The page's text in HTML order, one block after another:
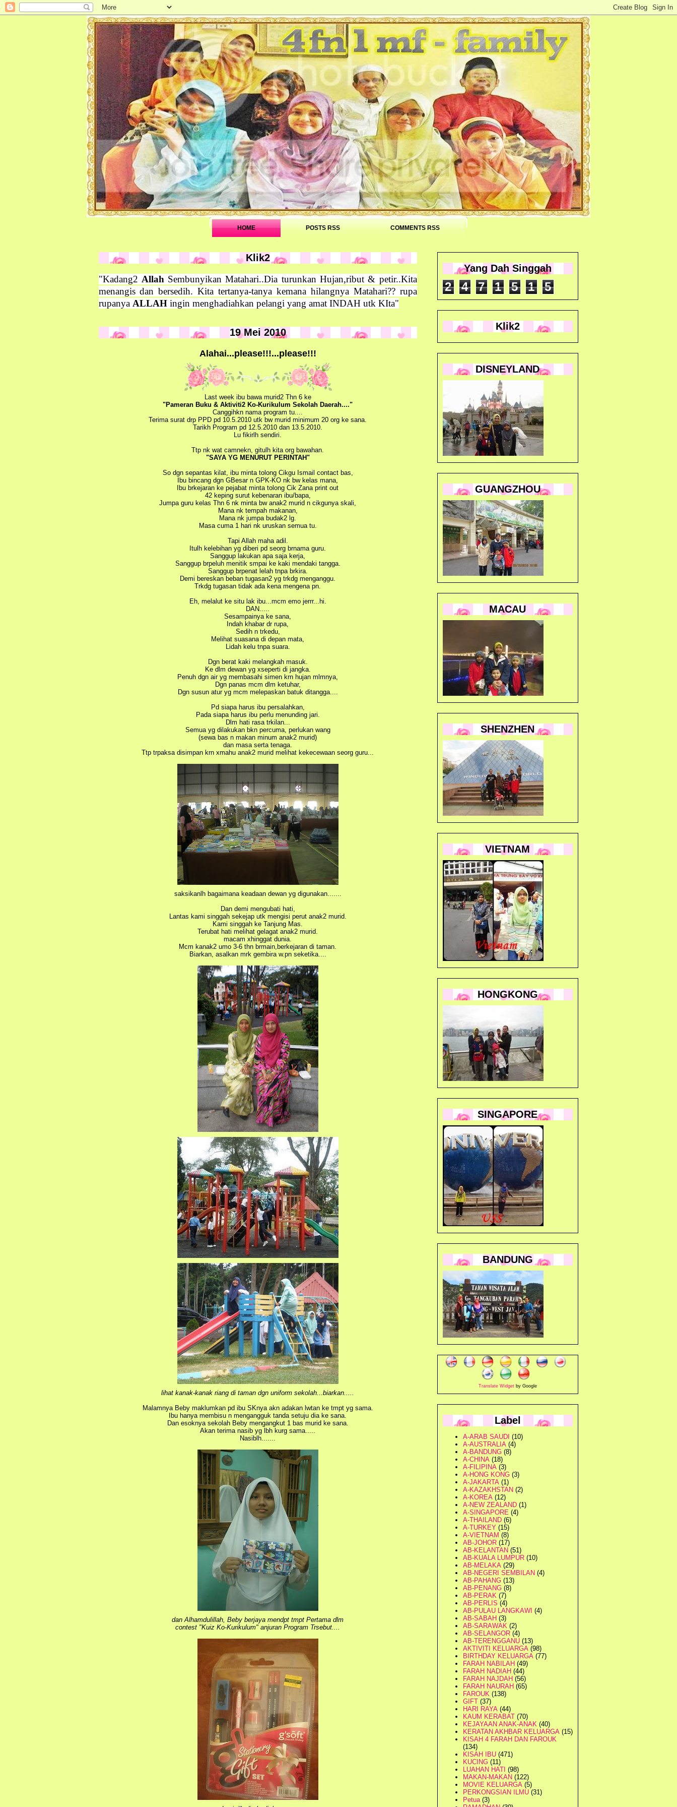
HOME POSTS RSS COMMENTS RSS
Klik2
‎"Kadang2 Allah Sembunyikan Matahari..Dia turunkan Hujan,ribut & petir..Kita
menangis dan bersedih. Kita tertanya-tanya kemana hilangnya Matahari?? rupa
rupanya ALLAHingin menghadiahkan pelangi yang amat INDAH utk KIta"
19 Mei 2010
Alahai...please!!!...please!!!
Last week ibu bawa murid2 Thn 6 ke
"Pameran Buku & Aktiviti2 Ko-Kurikulum Sekolah Daerah...."
Canggihkn nama program tu....
Terima surat drp PPD pd 10.5.2010 utk bw murid minimum 20 org ke sana.
Tarikh Program pd 12.5.2010 dan 13.5.2010.
Lu fikirlh sendiri.
Ttp nk wat camnekn, gitulh kita org bawahan.
"SAYA YG MENURUT PERINTAH"
So dgn sepantas kilat, ibu minta tolong Cikgu Ismail contact bas,
Ibu bincang dgn GBesar n GPK-KO nk bw kelas mana,
Ibu brkejaran ke pejabat minta tolong Cik Zana print out
42 keping surut kebenaran ibu/bapa,
Jumpa guru kelas Thn 6 nk minta bw anak2 murid n cikgunya skali,
Mana nk tempah makanan,
Mana nk jumpa budak2 lg.
Masa cuma 1 hari nk uruskan semua tu.
Tapi Allah maha adil.
Itulh kelebihan yg diberi pd seorg brnama guru.
Sanggup lakukan apa saja kerja,
Sanggup brpeluh menitik smpai ke kaki mendaki tangga.
Sanggup brpenat lelah tnpa brkira.
Demi bereskan beban tugasan2 yg trkdg menganggu.
Trkdg tugasan tidak ada kena mengena pn.
Eh, melalut ke situ lak ibu...mcm emo jerrr...hi.
DAN.....
Sesampainya ke sana,
Indah khabar dr rupa,
Sedih n trkedu,
Melihat suasana di depan mata,
Lidah kelu tnpa suara.
Dgn berat kaki melangkah masuk.
Ke dlm dewan yg xseperti di jangka.
Penuh dgn air yg membasahi simen krn hujan mlmnya,
Dgn panas mcm dlm ketuhar,
Dgn susun atur yg mcm melepaskan batuk ditangga....
Pd siapa harus ibu persalahkan,
Pada siapa harus ibu perlu menunding jari.
Dlm hati rasa trkilan...
Semua yg dilakukan bkn percuma, perlukan wang
(sewa bas n makan minum anak2 murid)
dan masa serta tenaga.
Ttp trpaksa disimpan krn xmahu anak2 murid melihat kekecewaan seorg guru...
saksikanlh bagaimana keadaan dewan yg digunakan.......
Dan demi mengubati hati,
Lantas kami singgah sekejap utk mengisi perut anak2 murid.
Kami singgah ke Tanjung Mas.
Terubat hati melihat gelagat anak2 murid.
macam xhinggat dunia.
Mcm kanak2 umo 3-6 thn brmain,berkejaran di taman.
Biarkan, asalkan mrk gembira w.pn seketika....
lihat kanak-kanak riang di taman dgn uniform sekolah...biarkan.....
Malamnya Beby maklumkan pd ibu SKnya akn adakan lwtan ke tmpt yg sama.
Ibu hanya membisu n mengangguk tanda setuju dia ke sana.
Dan esoknya sekolah Beby mengangkut 1 bas murid ke sana.
Akan terima nasib yg lbh kurg sama.....
Nasiblh.......
dan Alhamdulillah, Beby berjaya mendpt tmpt Pertama dlm
contest "Kuiz Ko-Kurikulum" anjuran Program Trsebut....
Yang Dah Singgah
2 4 7 1 5 1 5
Klik2
DISNEYLAND
GUANGZHOU
MACAU
SHENZHEN
VIETNAM
HONGKONG
SINGAPORE
BANDUNG
Translate Widgetby Google
Label
A-ARAB SAUDI (10)
A-AUSTRALIA (4)
A-BANDUNG (8)
A-CHINA (18)
A-FILIPINA (3)
A-HONG KONG (3)
A-JAKARTA (1)
A-KAZAKHSTAN (2)
A-KOREA (12)
A-NEW ZEALAND (1)
A-SINGAPORE (4)
A-THAILAND (6)
A-TURKEY (15)
A-VIETNAM (8)
AB-JOHOR (17)
AB-KELANTAN (51)
AB-KUALA LUMPUR (10)
AB-MELAKA (29)
AB-NEGERI SEMBILAN (4)
AB-PAHANG (13)
AB-PENANG (8)
AB-PERAK (7)
AB-PERLIS (4)
AB-PULAU LANGKAWI (4)
AB-SABAH (3)
AB-SARAWAK (2)
AB-SELANGOR (4)
AB-TERENGGANU (13)
AKTIVITI KELUARGA (98)
BIRTHDAY KELUARGA (77)
FARAH NABILAH (49)
FARAH NADIAH (44)
FARAH NAJDAH (56)
FARAH NAURAH (65)
FAROUK (138)
GIFT (37)
HARI RAYA (44)
KAUM KERABAT (70)
KEJAYAAN ANAK-ANAK (40)
KERATAN AKHBAR KELUARGA (15)
KISAH 4 FARAH DAN FAROUK
(134)
KISAH IBU (471)
KUCING (11)
LUAHAN HATI (98)
MAKAN-MAKAN (122)
MOVIE KELUARGA (5)
PERKONGSIAN ILMU (31)
Petua (3)